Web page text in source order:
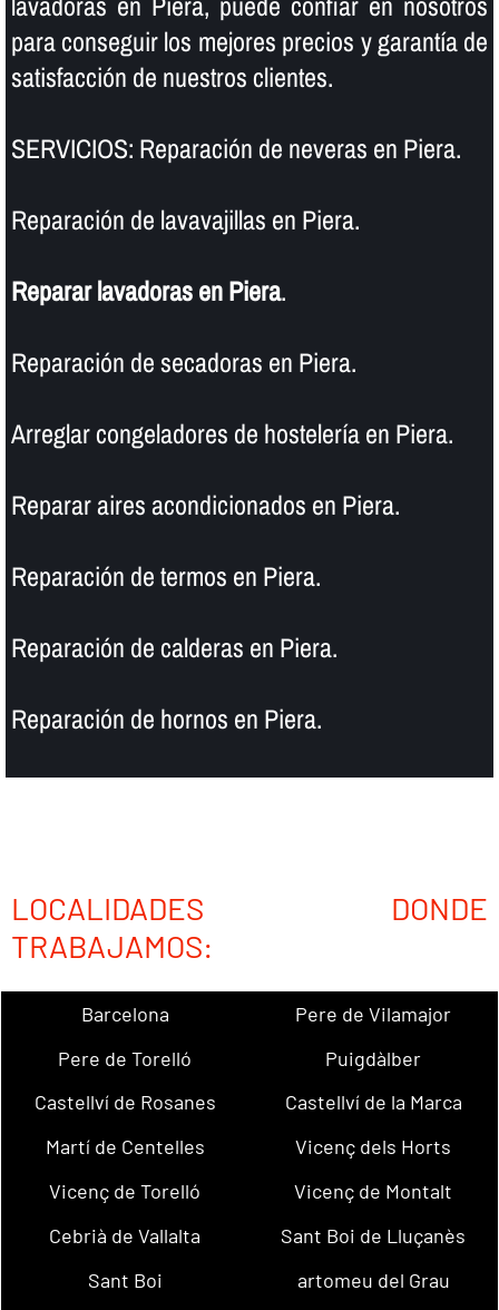
para conseguir los mejores precios y garantí­a de
satisfacción de nuestros clientes.
SERVICIOS: Reparación de neveras en Piera.
Reparación de lavavajillas en Piera.
Reparar lavadoras en Piera.
Reparación de secadoras en Piera.
Arreglar congeladores de hostelerí­a en Piera.
Reparar aires acondicionados en Piera.
Reparación de termos en Piera.
Reparación de calderas en Piera.
Reparación de hornos en Piera.
LOCALIDADES DONDE
TRABAJAMOS:
Barcelona
Pere de Vilamajor
Pere de Torelló
Puigdàlber
Castellví de Rosanes
Castellví de la Marca
Martí de Centelles
Vicenç dels Horts
Vicenç de Torelló
Vicenç de Montalt
Cebrià de Vallalta
Sant Boi de Lluçanès
Sant Boi
artomeu del Grau